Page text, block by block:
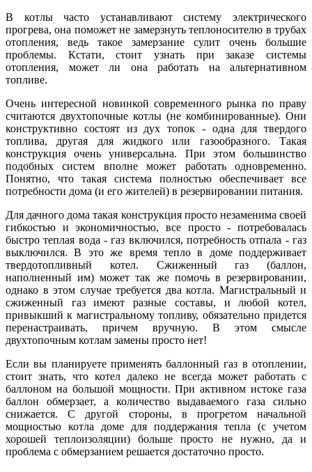
В котлы часто устанавливают систему электрического
прогрева, она поможет не замерзнуть теплоносителю в трубах
отопления, ведь такое замерзание сулит очень большие
проблемы. Кстати, стоит узнать при заказе системы
отопления, может ли она работать на альтернативном
топливе.
Очень интересной новинкой современного рынка по праву
считаются двухтопочные котлы (не комбинированные). Они
конструктивно состоят из дух топок - одна для твердого
топлива, другая для жидкого или газообразного. Такая
конструкция очень универсальна. При этом большинство
подобных систем вполне может работать одновременно.
Понятно, что такая система полностью обеспечивает все
потребности дома (и его жителей) в резервировании питания.
Для дачного дома такая конструкция просто незаменима своей
гибкостью и экономичностью, все просто - потребовалась
быстро теплая вода - газ включился, потребность отпала - газ
выключился. В это же время тепло в доме поддерживает
твердотопливный котел. Сжиженный газ (баллон,
наполненный им) может так же помочь в резервировании,
однако в этом случае требуется два котла. Магистральный и
сжиженный газ имеют разные составы, и любой котел,
привыкший к магистральному топливу, обязательно придется
перенастраивать, причем вручную. В этом смысле
двухтопочным котлам замены просто нет!
Если вы планируете применять баллонный газ в отоплении,
стоит знать, что котел далеко не всегда может работать с
баллоном на большой мощности. При активном истоке газа
баллон обмерзает, а количество выдаваемого газа сильно
снижается. С другой стороны, в прогретом начальной
мощностью котла доме для поддержания тепла (с учетом
хорошей теплоизоляции) больше просто не нужно, да и
проблема с обмерзанием решается достаточно просто.